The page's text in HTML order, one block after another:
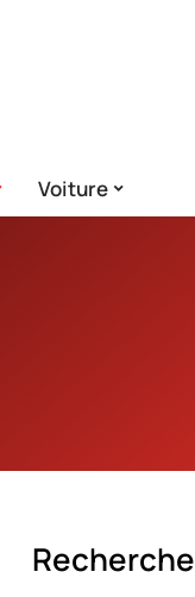
Voiture
Recherche